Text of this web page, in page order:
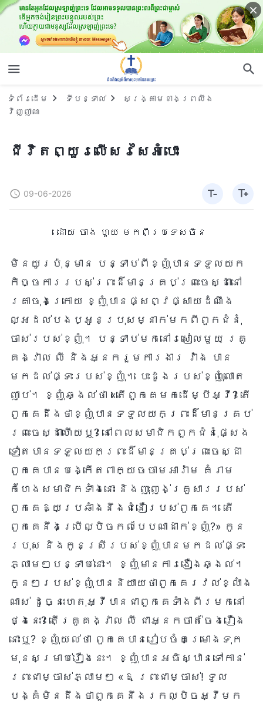
ទំព័រ​ដើម ទីបន្ទាល់
សង្គ្រាមខាងព្រលឹង
វិញ្ញាណ
ជីវិតព្យួរលើសរសៃអំបោះ
09-06-2026
ដោយ ចាង ហួយ មកពីប្រទេសចិន
មិនយូរប៉ុន្មាន បន្ទាប់ពីខ្ញុំបានទទួលយក
កិច្ចការរបស់ព្រះដ៏មានគ្រប់ព្រះចេស្ដានៅ
គ្រាចុងក្រោយ ខ្ញុំបានផ្សព្វផ្សាយដំណឹង
ល្អដល់បងប្អូនប្រុសម្នាក់មកពីពួកជំនុំ
ចាស់របស់ខ្ញុំ។ បន្ទាប់មកនៅរសៀលមួយ គ្រូ
គង្វាល លី និងអ្នករួមការងារ វ៉ាង បាន
មកដល់ផ្ទះរបស់ខ្ញុំ។ បេះដូងរបស់ខ្ញុំលោត
ញាប់។ ខ្ញុំឆ្ងល់ថា «តើពួកគេមកដើម្បីអ្វី? តើ
ពួកគេដឹងថាខ្ញុំបានទទួលយកព្រះដ៏មានគ្រប់
ព្រះចេស្ដាហើយឬ? នៅពេលសមាជិកពួកជំនុំផ្សេង
ទៀតបានទទួលយកព្រះដ៏មានគ្រប់ព្រះចេស្ដា
ពួកគេបានបង្កើតពាក្យចចាមអារ៉ាម គំរាម
កំហែងសមាជិកទាំងនោះ និងញុះញង់គ្រួសាររបស់
ពួកគេឱ្យប្រឆាំងនឹងជំនឿរបស់ពួកគេ។ តើ
ពួកគេនឹងប្រើល្បិចកលបែបណាដាក់ខ្ញុំ?» កូន
ប្រុស និងកូនស្រីរបស់ខ្ញុំបានមកដល់ផ្ទះ
ភ្លាមៗបន្ទាប់នោះ។ ខ្ញុំមានការងឿងឆ្ងល់។
កូនៗរបស់ខ្ញុំបាននិយាយថាពួកគេរវល់ខ្លាំង
ណាស់ ដូច្នេះហេតុអ្វីបានជាពួកគេទាំងពីរមកនៅ
ថ្ងៃនេះ? តើគ្រូគង្វាល លី ជាអ្នកចាត់ចែងរឿង
នោះឬ? ខ្ញុំយល់ថា ពួកគេបានរៀបចំគម្រោងទុក
មុនសម្រាប់រឿងនេះ។ ខ្ញុំបានអធិស្ឋានទៅកាន់
ព្រះជាម្ចាស់ភ្លាមៗ «ឱ ព្រះជាម្ចាស់! ទូល
បង្គំមិនដឹងថាពួកគេនឹងរកល្បិចអ្វីមក